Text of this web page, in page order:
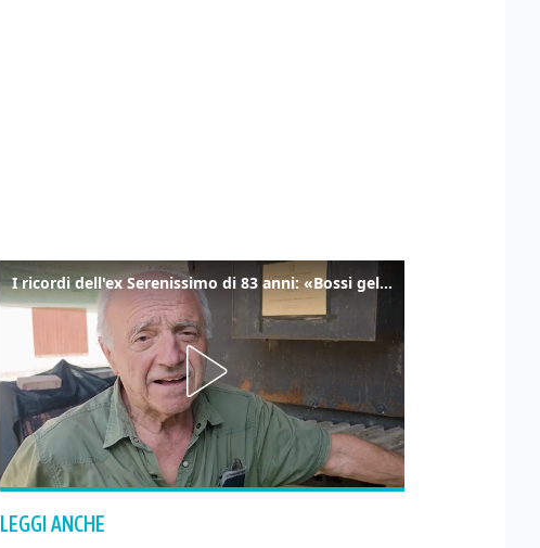
I ricordi dell'ex Serenissimo di 83 anni: «Bossi geloso di noi, in carcere mi cantavano l’inno di San Marco»
LEGGI ANCHE